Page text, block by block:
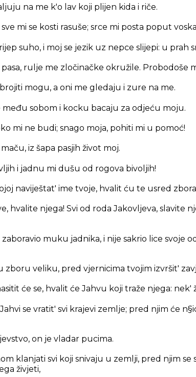
na me k'o lav koji plijen kida i riče.
sve mi se kosti rasuše; srce mi posta poput
suho, i moj se jezik uz nepce slijepi: u prah
rulje me zločinačke okružile. Probodoše
mogu, a oni me gledaju i zure na me.
među sobom i kocku bacaju za odjeću moju.
mi ne budi; snago moja, pohiti mi u pomoć!
iz šapa pasjih život moj.
i jadnu mi dušu od rogova bivoljih!
naviještat' ime tvoje, hvalit ću te usred
hvalite njega! Svi od roda Jakovljeva, slavite
muku jadnika, i nije sakrio lice svoje
zboru veliku, pred vjernicima tvojim izvršit'
će se, hvalit će Jahvu koji traže njega: nek'
se vratit' svi krajevi zemlje; pred njim će
on je vladar pucima.
klanjati svi koji snivaju u zemlji, pred njim se
živjeti,